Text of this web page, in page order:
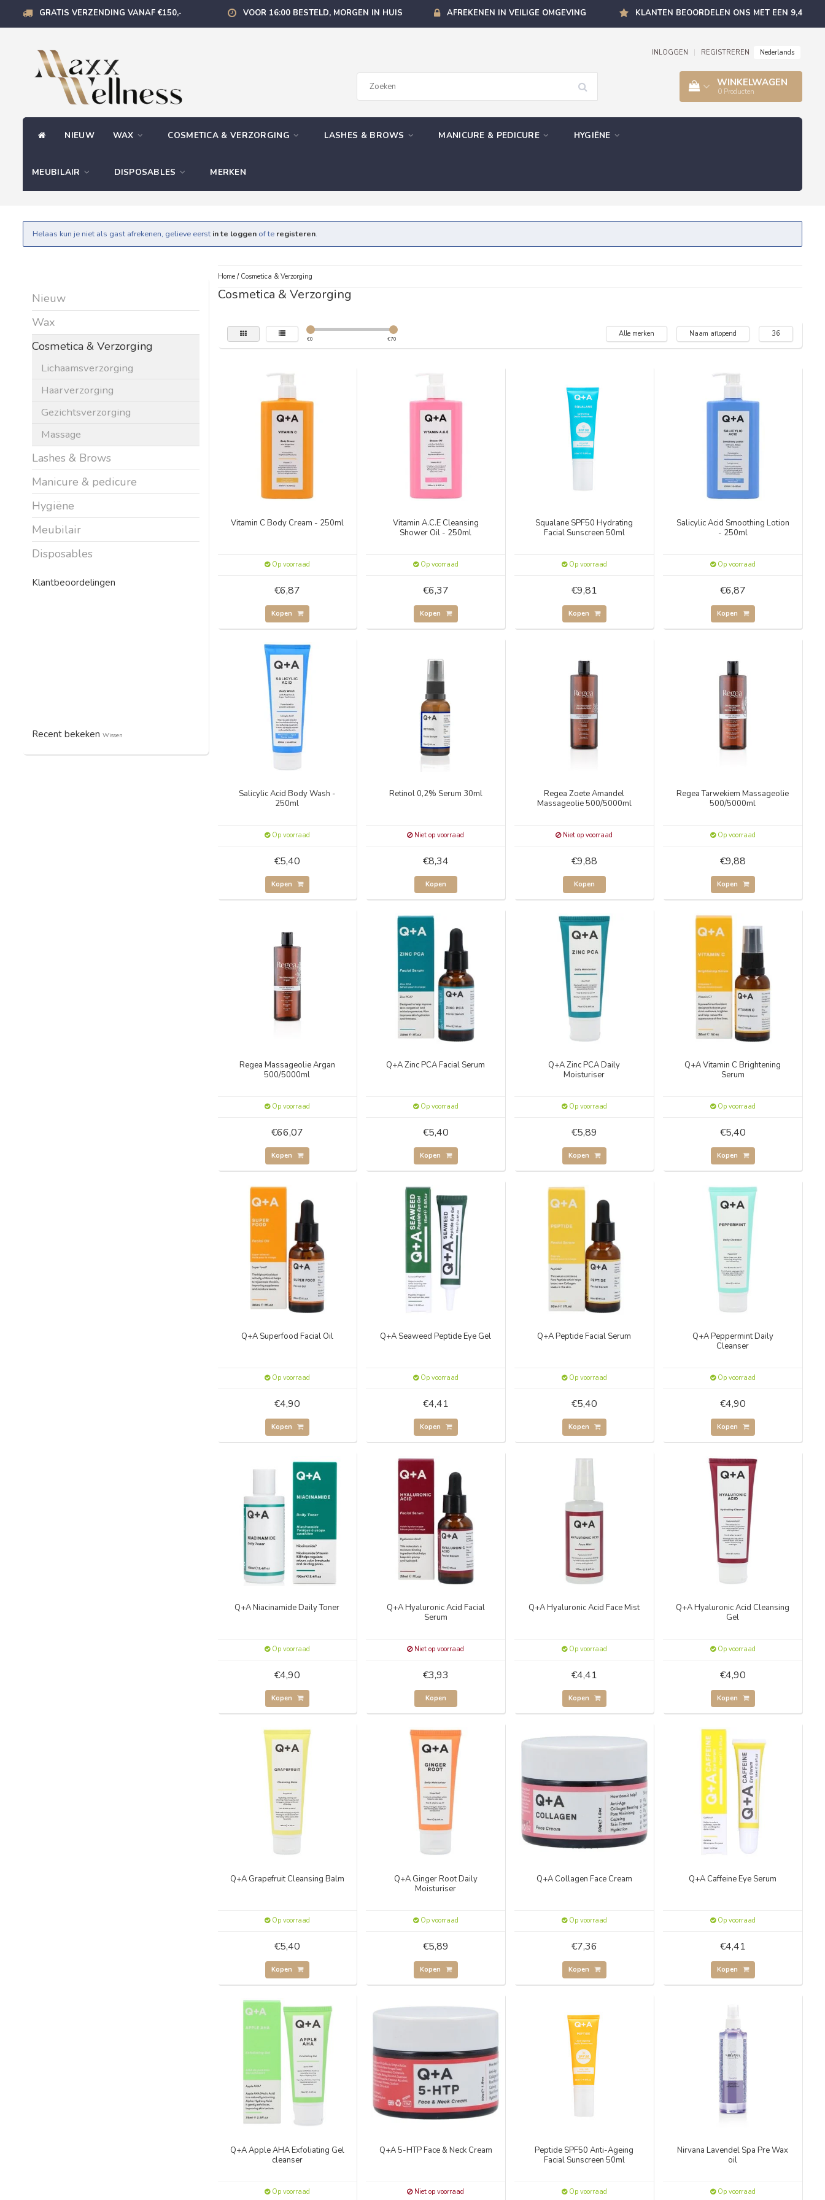
GRATIS VERZENDING VANAF €150,- VOOR 16:00 BESTELD, MORGEN IN HUIS AFREKENEN IN VEILIGE OMGEVING KLANTEN BEOORDELEN ONS MET EEN 9,4
INLOGGEN REGISTREREN Nederlands
WINKELWAGEN
0 Producten
NIEUW WAX COSMETICA & VERZORGING LASHES & BROWS MANICURE & PEDICURE HYGIËNE
MEUBILAIR DISPOSABLES MERKEN
Helaas kun je niet als gast afrekenen, gelieve eerst in te loggen of te registeren.
Nieuw
Wax
Cosmetica & Verzorging
Lichaamsverzorging
Haarverzorging
Gezichtsverzorging
Massage
Lashes & Brows
Manicure & pedicure
Hygiëne
Meubilair
Disposables
Klantbeoordelingen
Recent bekeken Wissen
Home/ Cosmetica & Verzorging
Cosmetica & Verzorging
€0 €70
Alle merken Naam aflopend 36
Vitamin C Body Cream - 250ml
Op voorraad
€6,87
Kopen
Vitamin A.C.E Cleansing
Shower Oil - 250ml
Op voorraad
€6,37
Kopen
Squalane SPF50 Hydrating
Facial Sunscreen 50ml
Op voorraad
€9,81
Kopen
Salicylic Acid Smoothing Lotion
- 250ml
Op voorraad
€6,87
Kopen
Salicylic Acid Body Wash -
250ml
Op voorraad
€5,40
Kopen
Retinol 0,2% Serum 30ml
Niet op voorraad
€8,34
Kopen
Regea Zoete Amandel
Massageolie 500/5000ml
Niet op voorraad
€9,88
Kopen
Regea Tarwekiem Massageolie
500/5000ml
Op voorraad
€9,88
Kopen
Regea Massageolie Argan
500/5000ml
Op voorraad
€66,07
Kopen
Q+A Zinc PCA Facial Serum
Op voorraad
€5,40
Kopen
Q+A Zinc PCA Daily
Moisturiser
Op voorraad
€5,89
Kopen
Q+A Vitamin C Brightening
Serum
Op voorraad
€5,40
Kopen
Q+A Superfood Facial Oil
Op voorraad
€4,90
Kopen
Q+A Seaweed Peptide Eye Gel
Op voorraad
€4,41
Kopen
Q+A Peptide Facial Serum
Op voorraad
€5,40
Kopen
Q+A Peppermint Daily
Cleanser
Op voorraad
€4,90
Kopen
Q+A Niacinamide Daily Toner
Op voorraad
€4,90
Kopen
Q+A Hyaluronic Acid Facial
Serum
Niet op voorraad
€3,93
Kopen
Q+A Hyaluronic Acid Face Mist
Op voorraad
€4,41
Kopen
Q+A Hyaluronic Acid Cleansing
Gel
Op voorraad
€4,90
Kopen
Q+A Grapefruit Cleansing Balm
Op voorraad
€5,40
Kopen
Q+A Ginger Root Daily
Moisturiser
Op voorraad
€5,89
Kopen
Q+A Collagen Face Cream
Op voorraad
€7,36
Kopen
Q+A Caffeine Eye Serum
Op voorraad
€4,41
Kopen
Q+A Apple AHA Exfoliating Gel
cleanser
Op voorraad
Q+A 5-HTP Face & Neck Cream
Niet op voorraad
Peptide SPF50 Anti-Ageing
Facial Sunscreen 50ml
Op voorraad
Nirvana Lavendel Spa Pre Wax
oil
Op voorraad